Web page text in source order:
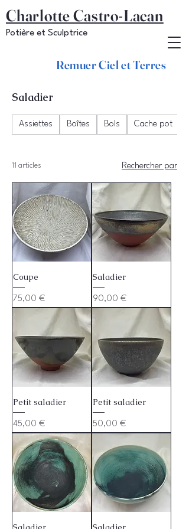
Remuer Ciel et Terres
Potière et Sculptrice
Charlotte Castro-Lacan
Saladier
Assiettes Boîtes Bols Cache pot
11 articles Rechercher par
Coupe
Prix
75,00 €
Saladier
Prix
90,00 €
Petit saladier
Prix
45,00 €
Petit saladier
Prix
50,00 €